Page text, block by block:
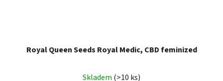
Royal Queen Seeds Royal Medic, CBD feminized
Skladem (>10 ks)